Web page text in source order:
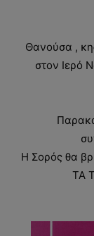
Θανούσα ,
στον Ιερό
Η Σορός θα
ΤΑ